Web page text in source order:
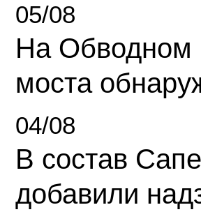
05/08
На Обводном
моста
04/08
В состав
добавили